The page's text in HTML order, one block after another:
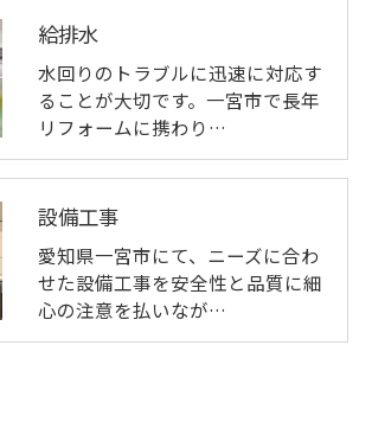
給排水
水回りのトラブルに迅速に対応す
ることが大切です。一宮市で長年
リフォームに携わり…
設備工事
愛知県一宮市にて、ニーズに合わ
せた設備工事を安全性と品質に細
心の注意を払いなが…